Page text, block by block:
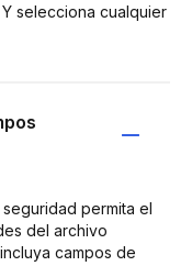
selecciona cualquier
permita el
del archivo
campos de